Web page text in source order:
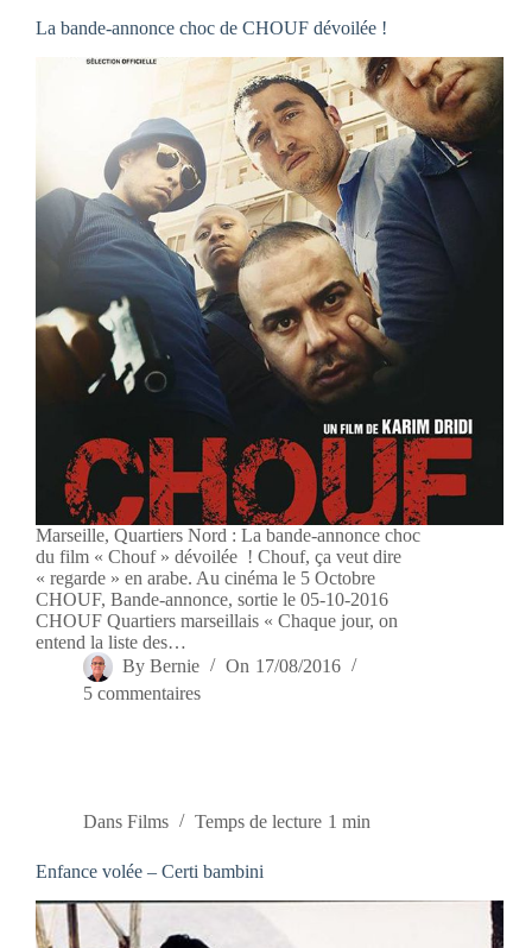
La bande-annonce choc de CHOUF dévoilée !
Marseille, Quartiers Nord : La bande-annonce choc
du film « Chouf » dévoilée ! Chouf, ça veut dire
« regarde » en arabe. Au cinéma le 5 Octobre
CHOUF, Bande-annonce, sortie le 05-10-2016
CHOUF Quartiers marseillais « Chaque jour, on
entend la liste des…
By Bernie On 17/08/2016
5 commentaires
Dans Films Temps de lecture 1 min
Enfance volée – Certi bambini